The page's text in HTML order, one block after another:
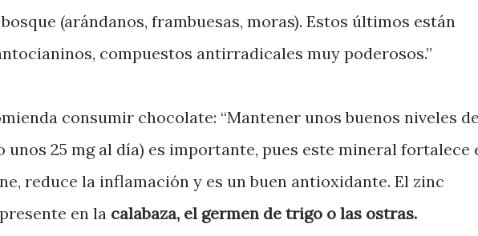
(arándanos, frambuesas, moras). Estos últimos están
compuestos antirradicales muy poderosos.”
consumir chocolate: “Mantener unos buenos niveles
unos 25 mg al día) es importante, pues este mineral fortalece
reduce la inflamación y es un buen antioxidante. El zinc
en la calabaza, el germen de trigo o las ostras.